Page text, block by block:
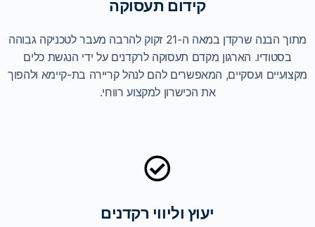
קידום תעסוקה
מתוך הבנה שרקדן במאה ה-21 זקוק להרבה מעבר לטכניקה גבוהה
בסטודיו. הארגון מקדם תעסוקה לרקדנים על ידי הנגשת כלים
מקצועיים ועסקיים, המאפשרים להם לנהל קריירה בת-קיימא ולהפוך
את הכישרון למקצוע רווחי.
יעוץ וליווי רקדנים